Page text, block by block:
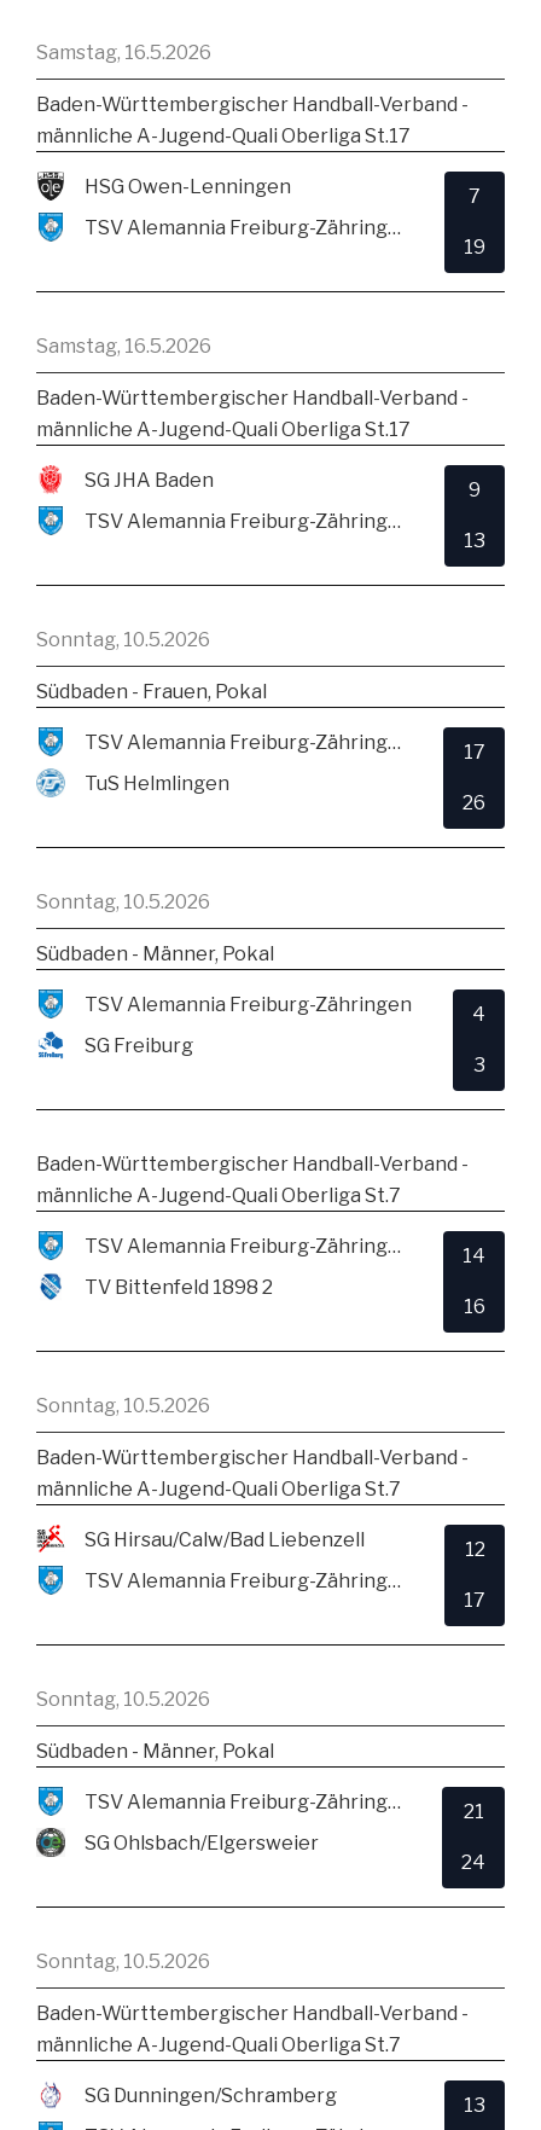
Samstag, 16.5.2026
Baden-Württembergischer Handball-Verband -
männliche A-Jugend-Quali Oberliga St.17
HSG Owen-Lenningen
TSV Alemannia Freiburg-Zähringen
7
19
Samstag, 16.5.2026
Baden-Württembergischer Handball-Verband -
männliche A-Jugend-Quali Oberliga St.17
SG JHA Baden
TSV Alemannia Freiburg-Zähringen
9
13
Sonntag, 10.5.2026
Südbaden - Frauen, Pokal
TSV Alemannia Freiburg-Zähringen
TuS Helmlingen
17
26
Sonntag, 10.5.2026
Südbaden - Männer, Pokal
TSV Alemannia Freiburg-Zähringen
SG Freiburg
4
3
Baden-Württembergischer Handball-Verband -
männliche A-Jugend-Quali Oberliga St.7
TSV Alemannia Freiburg-Zähringen
TV Bittenfeld 1898 2
14
16
Sonntag, 10.5.2026
Baden-Württembergischer Handball-Verband -
männliche A-Jugend-Quali Oberliga St.7
SG Hirsau/Calw/Bad Liebenzell
TSV Alemannia Freiburg-Zähringen
12
17
Sonntag, 10.5.2026
Südbaden - Männer, Pokal
TSV Alemannia Freiburg-Zähringen
SG Ohlsbach/Elgersweier
21
24
Sonntag, 10.5.2026
Baden-Württembergischer Handball-Verband -
männliche A-Jugend-Quali Oberliga St.7
SG Dunningen/Schramberg
13